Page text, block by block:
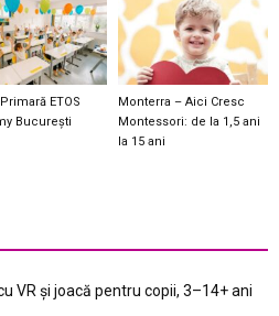
ETOS
București
Monterra – Aici Cresc
Montessori: de la 1,5 ani
la 15 ani
VR și joacă pentru copii, 3–14+ ani